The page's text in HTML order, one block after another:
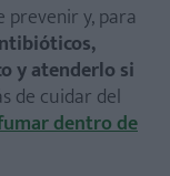
y, para
y atenderlo si
de cuidar del
dentro de